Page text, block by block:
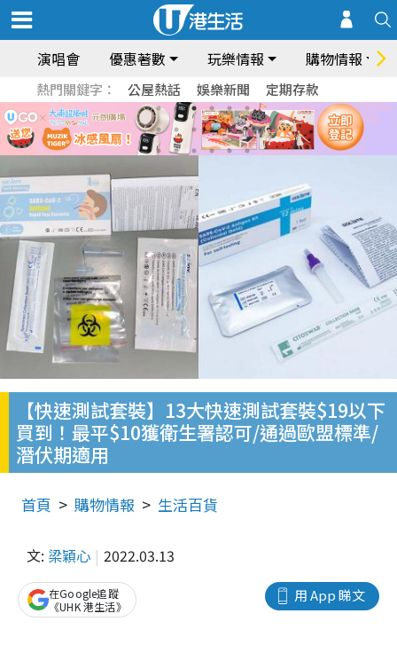
演唱會 優惠著數 玩樂情報 購物情報
熱門關鍵字： 公屋熱話 娛樂新聞 定期存款
【快速測試套裝】13大快速測試套裝$19以下
買到！最平$10獲衛生署認可/通過歐盟標準/
潛伏期適用
首頁 購物情報 生活百貨
文: 梁穎心 2022.03.13
用 App 睇文
在Google追蹤
《UHK 港生活》